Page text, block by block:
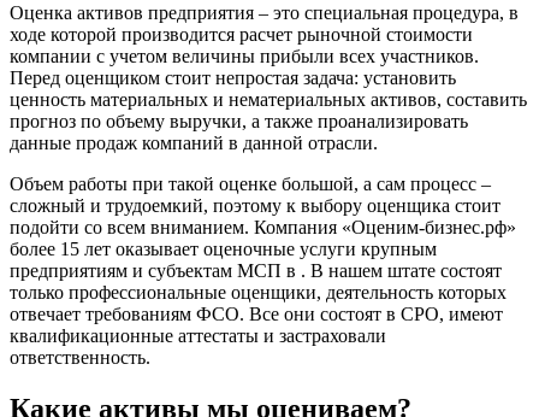
Оценка активов предприятия – это специальная процедура, в
ходе которой производится расчет рыночной стоимости
компании с учетом величины прибыли всех участников.
Перед оценщиком стоит непростая задача: установить
ценность материальных и нематериальных активов, составить
прогноз по объему выручки, а также проанализировать
данные продаж компаний в данной отрасли.
Объем работы при такой оценке большой, а сам процесс –
сложный и трудоемкий, поэтому к выбору оценщика стоит
подойти со всем вниманием. Компания «Оценим-бизнес.рф»
более 15 лет оказывает оценочные услуги крупным
предприятиям и субъектам МСП в . В нашем штате состоят
только профессиональные оценщики, деятельность которых
отвечает требованиям ФСО. Все они состоят в СРО, имеют
квалификационные аттестаты и застраховали
ответственность.
Какие активы мы оцениваем?
Белово
Белогорск
Белорецк
Белореченск
Белоярский
Березники
Бийск
Биробиджан
Бирск
Бирюч
Благовещенск
Благодарный
Боготол